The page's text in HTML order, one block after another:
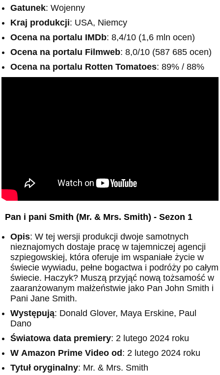
Gatunek: Wojenny
Kraj produkcji: USA, Niemcy
Ocena na portalu IMDb: 8,4/10 (1,6 mln ocen)
Ocena na portalu Filmweb: 8,0/10 (587 685 ocen)
Ocena na portalu Rotten Tomatoes: 89% / 88%
Pan i pani Smith (Mr. & Mrs. Smith) - Sezon 1
Opis: W tej wersji produkcji dwoje samotnych
nieznajomych dostaje pracę w tajemniczej agencji
szpiegowskiej, która oferuje im wspaniałe życie w
świecie wywiadu, pełne bogactwa i podróży po całym
świecie. Haczyk? Muszą przyjąć nową tożsamość w
zaaranżowanym małżeństwie jako Pan John Smith i
Pani Jane Smith.
Występują: Donald Glover, Maya Erskine, Paul
Dano
Światowa data premiery: 2 lutego 2024 roku
W Amazon Prime Video od: 2 lutego 2024 roku
Tytuł oryginalny: Mr. & Mrs. Smith